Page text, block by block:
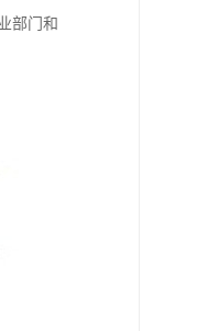
部门和